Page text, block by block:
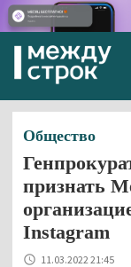
Общество
признать
Instagram
11.03.2022 21:45